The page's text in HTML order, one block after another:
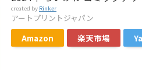
created by Rinker
アートプリントジャパン
Amazon 楽天市場